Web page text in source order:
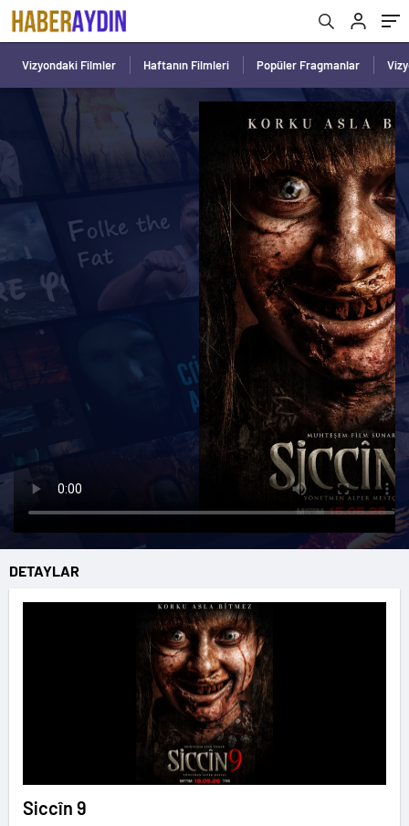
Vizyondaki Filmler Haftanın Filmleri Popüler Fragmanlar
DETAYLAR
Siccîn 9